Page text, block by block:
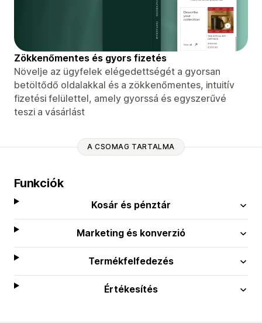
Zökkenőmentes és gyors fizetés
Növelje az ügyfelek elégedettségét a gyorsan
betöltődő oldalakkal és a zökkenőmentes, intuitív
fizetési felülettel, amely gyorssá és egyszerűvé
teszi a vásárlást
A CSOMAG TARTALMA
Funkciók
Kosár és pénztár
Marketing és konverzió
Termékfelfedezés
Értékesítés